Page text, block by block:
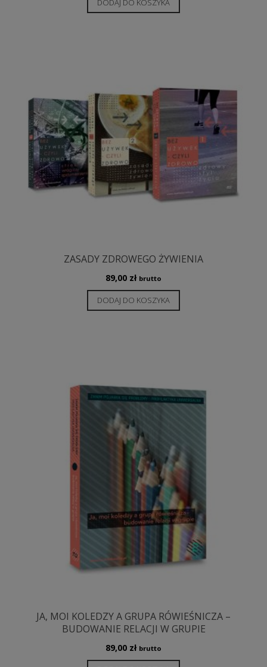
DODAJ DO KOSZYKA
ZASADY ZDROWEGO ŻYWIENIA
89,00 zł brutto
DODAJ DO KOSZYKA
JA, MOI KOLEDZY A GRUPA RÓWIEŚNICZA –
BUDOWANIE RELACJI W GRUPIE
89,00 zł brutto